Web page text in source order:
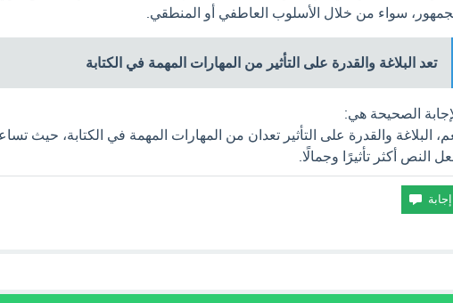
سواء من خلال الأسلوب العاطفي أو المنطقي.
تعد البلاغة والقدرة على التأثير من المهارات المهمة في الكتابة
الصحيحة هي:
البلاغة والقدرة على التأثير تعدان من المهارات المهمة في الكتابة، حيث
النص أكثر تأثيرًا وجمالًا.